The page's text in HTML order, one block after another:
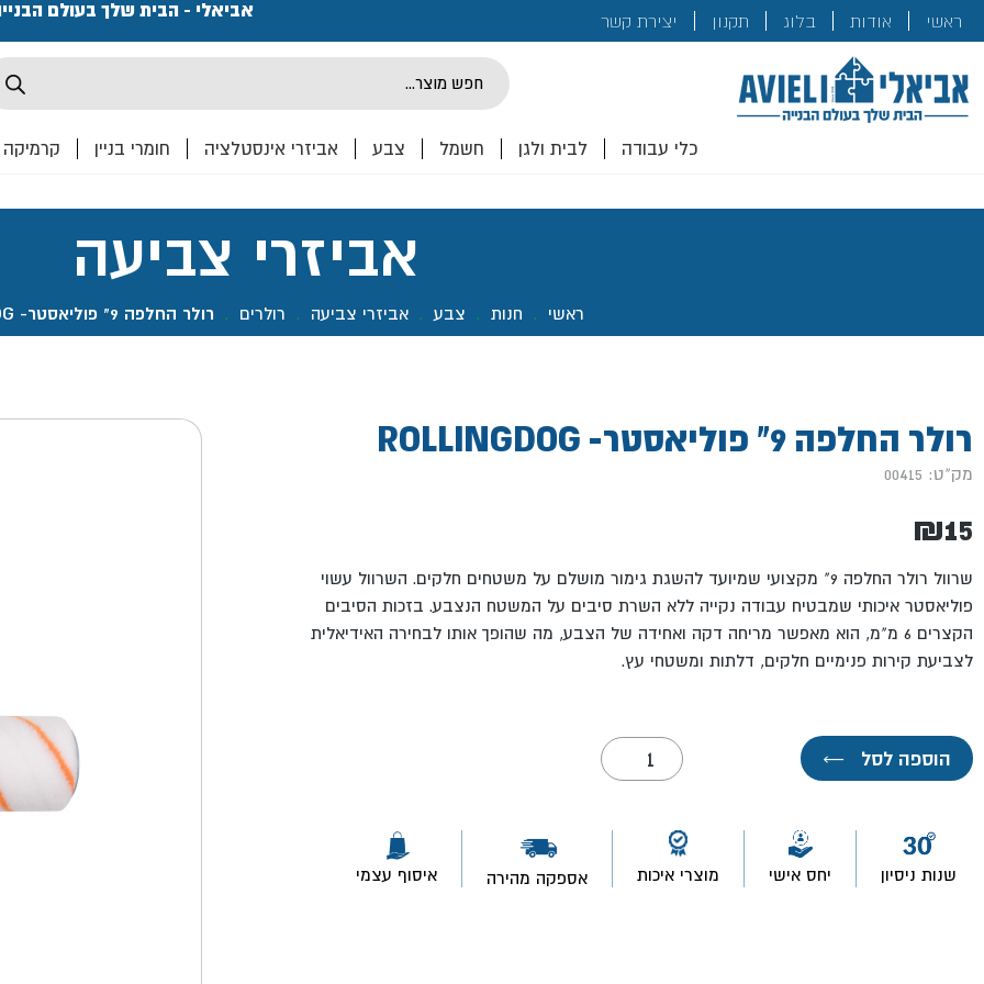
ראשי אודות בלוג תקנון יצירת קשרלכם!
אביאלי - הבית שלך בעולם
Products
search
כלי עבודה לבית ולגן חשמל צבע אביזרי אינסטלציה חומרי בניין קרמיקה
אביזרי צביעה
ראשי . חנות . צבע . אביזרי צביעה . רולרים . רולר החלפה 9" פוליאסטר- ROLLINGDOG
רולר החלפה 9" פוליאסטר- ROLLINGDOG
מק"ט: 00415
₪15
שרוול רולר החלפה 9" מקצועי שמיועד להשגת גימור מושלם על משטחים חלקים. השרוול עשוי
פוליאסטר איכותי שמבטיח עבודה נקייה ללא השרת סיבים על המשטח הנצבע. בזכות הסיבים
הקצרים 6 מ"מ, הוא מאפשר מריחה דקה ואחידה של הצבע, מה שהופך אותו לבחירה האידיאלית
לצביעת קירות פנימיים חלקים, דלתות ומשטחי עץ.
הוספה לסל ←
כמות
של
רולר
פוליאסטר-
שנות ניסיון יחס אישי מוצרי איכות אספקה מהירה איסוף עצמי